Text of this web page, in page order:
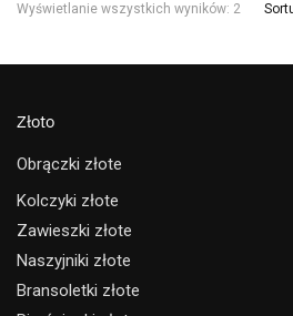
Wyświetlanie wszystkich wyników: 2
Złoto
Obrączki złote
Kolczyki złote
Zawieszki złote
Naszyjniki złote
Bransoletki złote